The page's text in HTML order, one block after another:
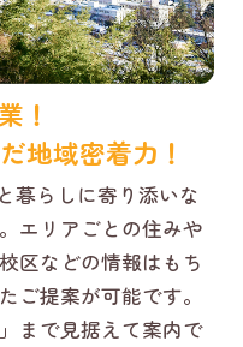
！
地域密着力！
暮らしに寄り添いな
エリアごとの住みや
区などの情報はもち
ご提案が可能です。
まで見据えて案内で